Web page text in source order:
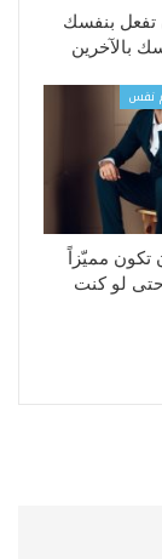
تفعل بنفسك
بالآخرين
نفس
مميّزاً
لو كنت